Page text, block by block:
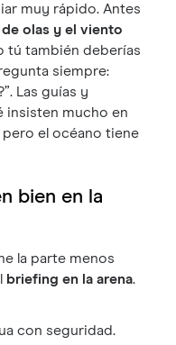
muy rápido. Antes
olas y el viento
tú también deberías
siempre:
Las guías y
insisten mucho en
el océano tiene
bien en la
la parte menos
briefing en la arena.
con seguridad.